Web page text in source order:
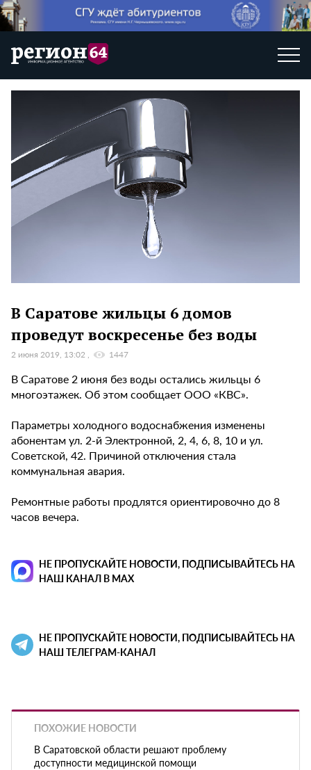
В Саратове жильцы 6 домов
проведут воскресенье без воды
2 июня 2019, 13:02 1447
В Саратове 2 июня без воды остались жильцы 6
многоэтажек. Об этом сообщает ООО «КВС».
Параметры холодного водоснабжения изменены
абонентам ул. 2-й Электронной, 2, 4, 6, 8, 10 и ул.
Советской, 42. Причиной отключения стала
коммунальная авария.
Ремонтные работы продлятся ориентировочно до 8
часов вечера.
НЕ ПРОПУСКАЙТЕ НОВОСТИ, ПОДПИСЫВАЙТЕСЬ НА
НАШ КАНАЛ В MAX
НЕ ПРОПУСКАЙТЕ НОВОСТИ, ПОДПИСЫВАЙТЕСЬ НА
НАШ ТЕЛЕГРАМ-КАНАЛ
ПОХОЖИЕ НОВОСТИ
В Саратовской области решают проблему
доступности медицинской помощи